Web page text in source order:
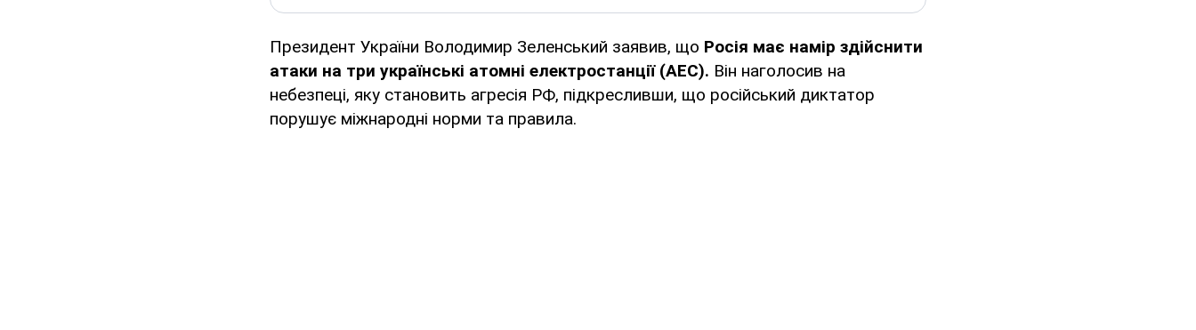
Президент України Володимир Зеленський заявив, що Росія має намір здійснити
атаки на три українські атомні електростанції (АЕС). Він наголосив на
небезпеці, яку становить агресія РФ, підкресливши, що російський диктатор
порушує міжнародні норми та правила.